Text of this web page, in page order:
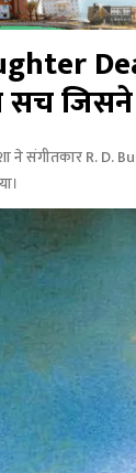
सच
संगीतकार R. D.